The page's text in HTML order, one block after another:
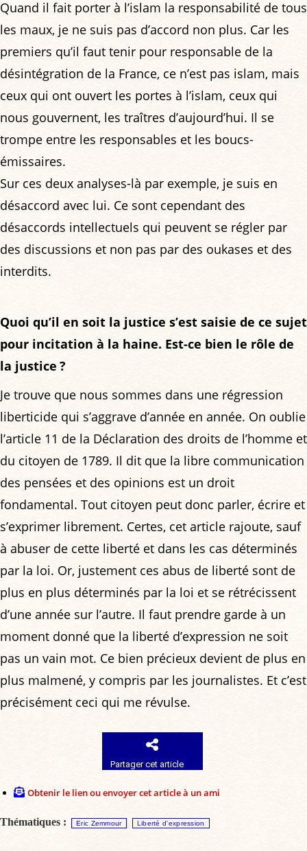
Quand il fait porter à l’islam la responsabilité de tous
les maux, je ne suis pas d’accord non plus. Car les
premiers qu’il faut tenir pour responsable de la
désintégration de la France, ce n’est pas islam, mais
ceux qui ont ouvert les portes à l’islam, ceux qui
nous gouvernent, les traîtres d’aujourd’hui. Il se
trompe entre les responsables et les boucs-
émissaires.
Sur ces deux analyses-là par exemple, je suis en
désaccord avec lui. Ce sont cependant des
désaccords intellectuels qui peuvent se régler par
des discussions et non pas par des oukases et des
interdits.
Quoi qu’il en soit la justice s’est saisie de ce sujet
pour incitation à la haine. Est-ce bien le rôle de
la justice ?
Je trouve que nous sommes dans une régression
liberticide qui s’aggrave d’année en année. On oublie
l’article 11 de la Déclaration des droits de l’homme et
du citoyen de 1789. Il dit que la libre communication
des pensées et des opinions est un droit
fondamental. Tout citoyen peut donc parler, écrire et
s’exprimer librement. Certes, cet article rajoute, sauf
à abuser de cette liberté et dans les cas déterminés
par la loi. Or, justement ces abus de liberté sont de
plus en plus déterminés par la loi et se rétrécissent
d’une année sur l’autre. Il faut prendre garde à un
moment donné que la liberté d’expression ne soit
pas un vain mot. Ce bien précieux devient de plus en
plus malmené, y compris par les journalistes. Et c’est
précisément ceci qui me révulse.
Partager cet article
Obtenir le lien ou envoyer cet article à un ami
Thématiques : Eric Zemmour Liberté d'expression